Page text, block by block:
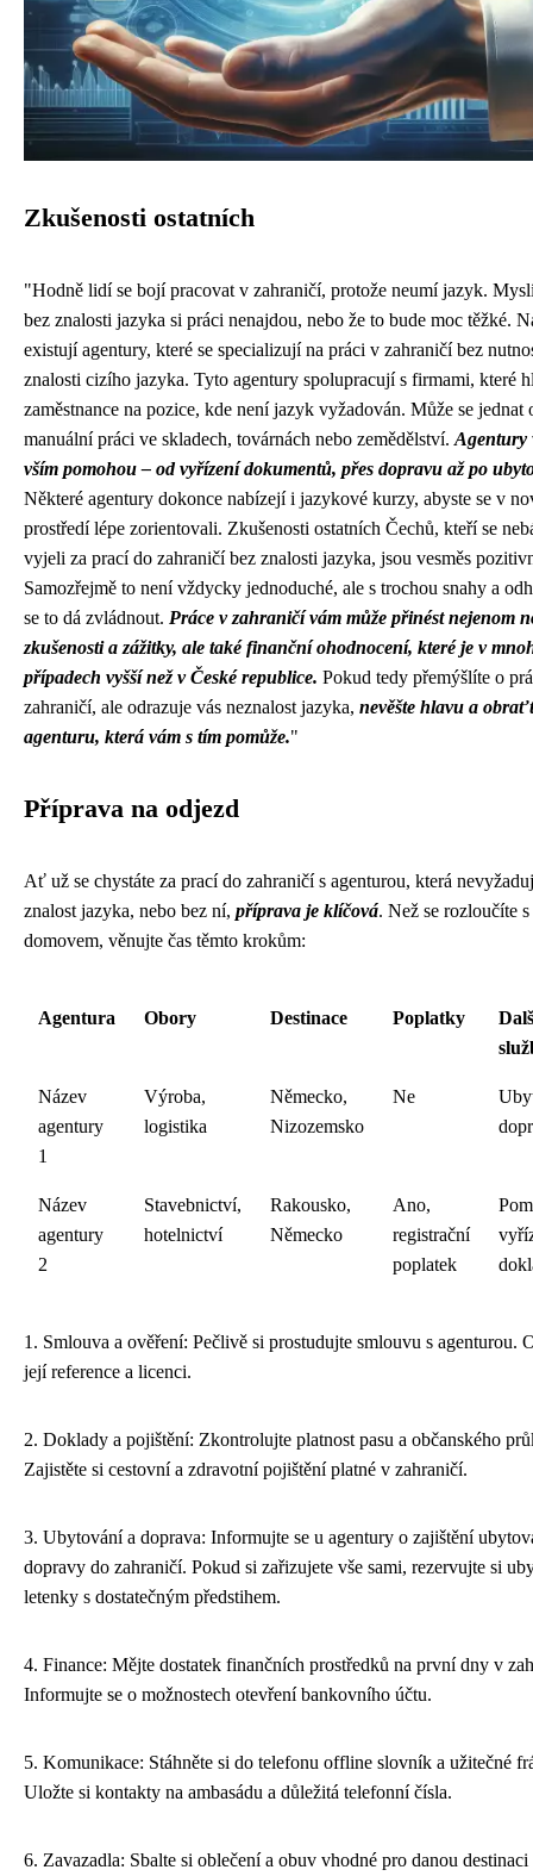
Zkušenosti ostatních
"Hodně lidí se bojí pracovat v zahraničí, protože neumí jazyk.
bez znalosti jazyka si práci nenajdou, nebo že to bude moc těžké.
existují agentury, které se specializují na práci v zahraničí bez
znalosti cizího jazyka. Tyto agentury spolupracují s firmami, které
zaměstnance na pozice, kde není jazyk vyžadován. Může se jednat
manuální práci ve skladech, továrnách nebo zemědělství. Agentury
vším pomohou – od vyřízení dokumentů, přes dopravu až po
Některé agentury dokonce nabízejí i jazykové kurzy, abyste se v
prostředí lépe zorientovali. Zkušenosti ostatních Čechů, kteří se
vyjeli za prací do zahraničí bez znalosti jazyka, jsou vesměs
Samozřejmě to není vždycky jednoduché, ale s trochou snahy a
se to dá zvládnout. Práce v zahraničí vám může přinést nejenom
zkušenosti a zážitky, ale také finanční ohodnocení, které je v
případech vyšší než v České republice. Pokud tedy přemýšlíte o
zahraničí, ale odrazuje vás neznalost jazyka, nevěšte hlavu a
agenturu, která vám s tím pomůže."
Příprava na odjezd
Ať už se chystáte za prací do zahraničí s agenturou, která
znalost jazyka, nebo bez ní, příprava je klíčová. Než se rozloučíte s
domovem, věnujte čas těmto krokům:
Agentura Obory Destinace Poplatky
Název
agentury
1
Výroba,
logistika
Německo,
Nizozemsko
Ne
Název
agentury
2
Stavebnictví,
hotelnictví
Rakousko,
Německo
Ano,
registrační
poplatek
1. Smlouva a ověření: Pečlivě si prostudujte smlouvu s agenturou.
její reference a licenci.
2. Doklady a pojištění: Zkontrolujte platnost pasu a občanského
Zajistěte si cestovní a zdravotní pojištění platné v zahraničí.
3. Ubytování a doprava: Informujte se u agentury o zajištění
dopravy do zahraničí. Pokud si zařizujete vše sami, rezervujte si
letenky s dostatečným předstihem.
4. Finance: Mějte dostatek finančních prostředků na první dny v
Informujte se o možnostech otevření bankovního účtu.
5. Komunikace: Stáhněte si do telefonu offline slovník a užitečné
Uložte si kontakty na ambasádu a důležitá telefonní čísla.
6. Zavazadla: Sbalte si oblečení a obuv vhodné pro danou